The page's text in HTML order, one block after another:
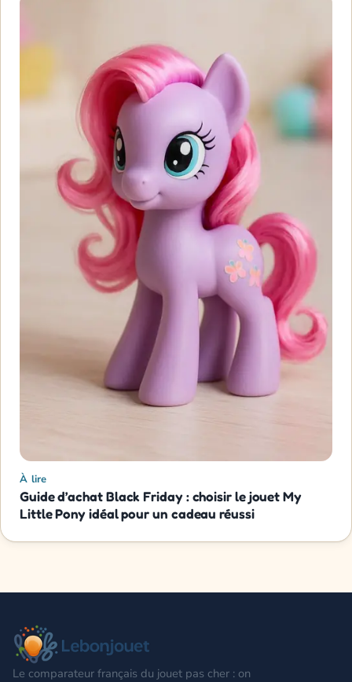
À lire
Guide d’achat Black Friday : choisir le jouet My
Little Pony idéal pour un cadeau réussi
Le comparateur français du jouet pas cher : on